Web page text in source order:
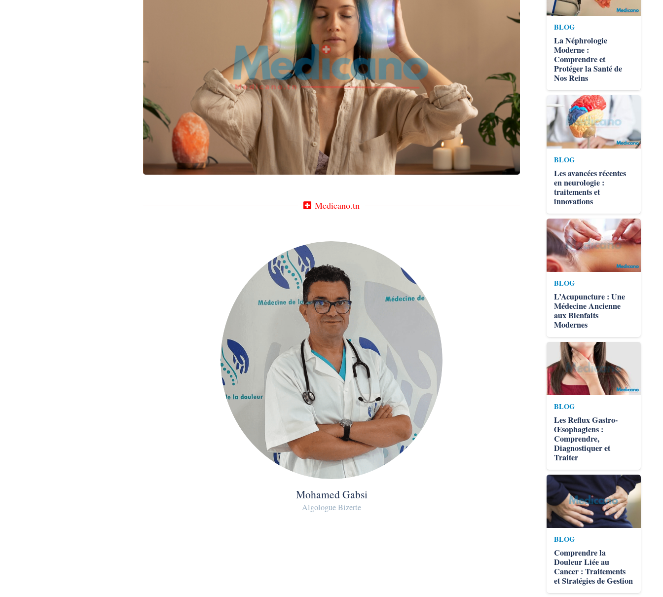
Medicano.tn
Mohamed Gabsi
Algologue Bizerte
BLOG
La Néphrologie
Moderne :
Comprendre et
Protéger la Santé de
Nos Reins
BLOG
Les avancées récentes
en neurologie :
traitements et
innovations
BLOG
L’Acupuncture : Une
Médecine Ancienne
aux Bienfaits
Modernes
BLOG
Les Reflux Gastro-
Œsophagiens :
Comprendre,
Diagnostiquer et
Traiter
BLOG
Comprendre la
Douleur Liée au
Cancer : Traitements
et Stratégies de Gestion